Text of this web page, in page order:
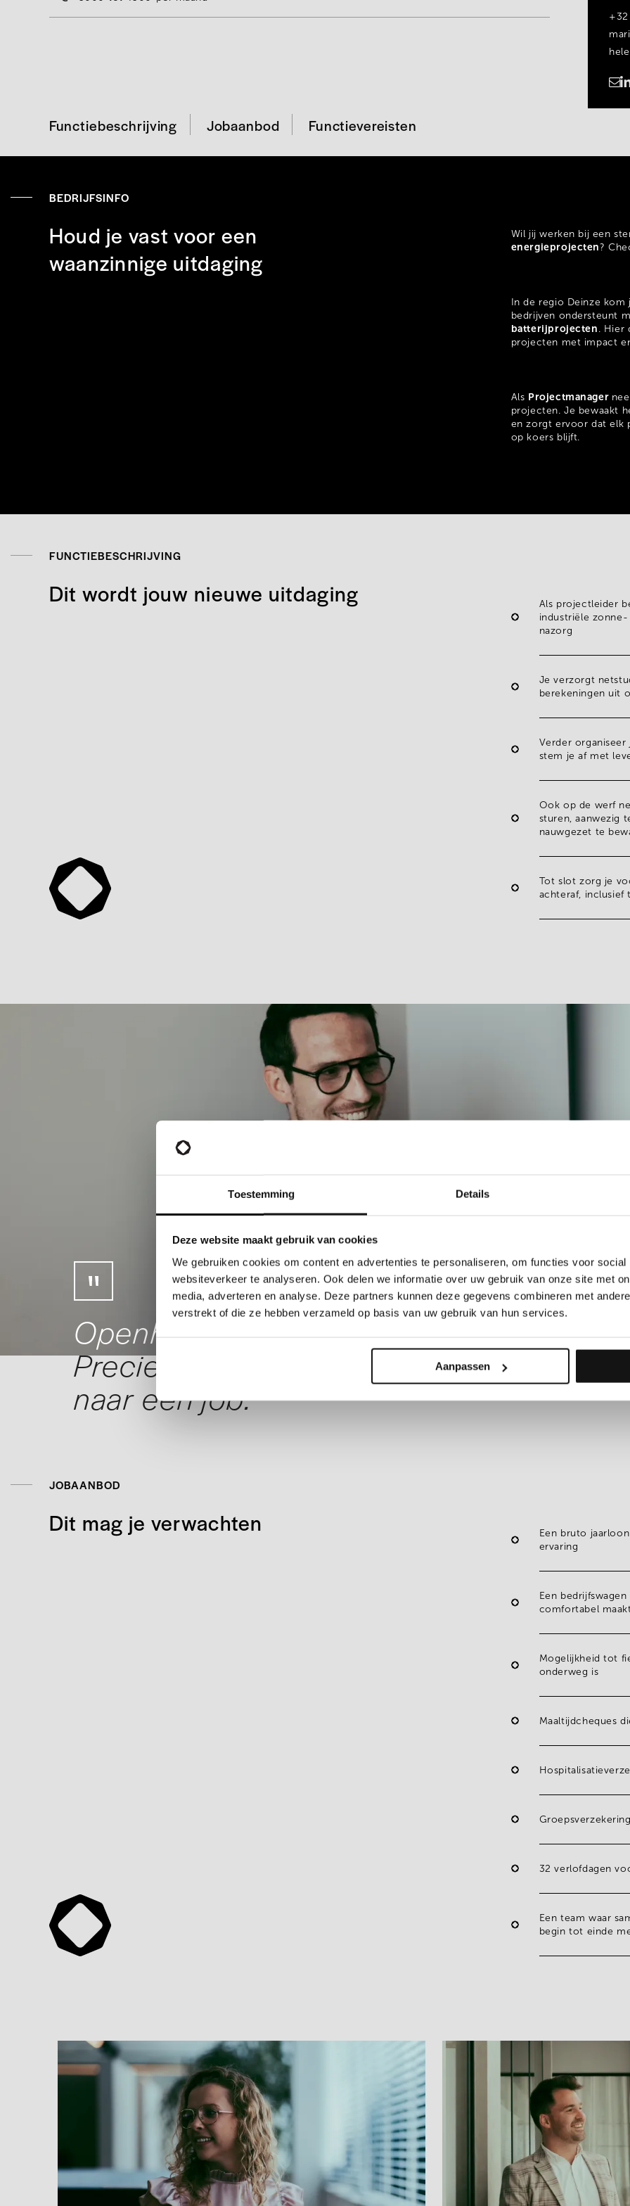
Toestemming Details
Deze website maakt gebruik van cookies
We gebruiken cookies om content en advertenties te personaliseren, om functies voor
websiteverkeer te analyseren. Ook delen we informatie over uw gebruik van onze site met
media, adverteren en analyse. Deze partners kunnen deze gegevens combineren met
verstrekt of die ze hebben verzameld op basis van uw gebruik van hun services.
Aanpassen
Functiebeschrijving Jobaanbod Functievereisten
BEDRIJFSINFO
Houd je vast voor een
waanzinnige uitdaging
Wil jij werken bij een
energieprojecten?
In de regio Deinze
bedrijven ondersteunt
batterijprojecten . Hier
projecten met impact
Als Projectmanager
projecten. Je bewaakt
en zorgt ervoor dat elk
op koers blijft.
FUNCTIEBESCHRIJVING
Dit wordt jouw nieuwe uitdaging
Als projectleider
industriële
nazorg
Je verzorgt
berekeningen uit
Verder
stem je af met
Ook op de werf
sturen, aanwezig
nauwgezet te
Tot slot zorg je
achteraf, inclusief
Openhartige & persoonlijke aanpak.
Precies wat je nodig hebt in je zoektocht
naar een job.
JOBAANBOD
Dit mag je verwachten
Een bruto
ervaring
Een bedrijfswagen
comfortabel
Mogelijkheid tot
onderweg is
Maaltijdcheques
32 verlofdagen
Een team waar
begin tot einde